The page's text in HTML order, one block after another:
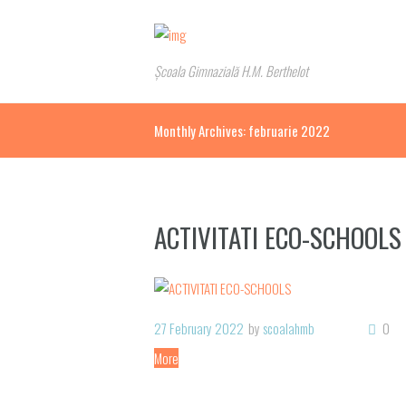
Școala Gimnazială H.M. Berthelot
Monthly Archives: februarie 2022
ACTIVITATI ECO-SCHOOLS
27 February 2022 by scoalahmb
0
More